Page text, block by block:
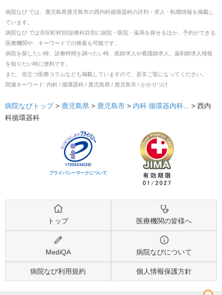
病院なび では、 鹿児島県鹿児島市の西内科循環器科の評判・求人・転職情報を掲載し
ています。
病院なび では市区町村別/診療科目別に病院・医院・薬局を探せるほか、予約ができる
医療機関や、キーワードでの検索も可能です。
病院を探したい時、診療時間を調べたい時、医師求人や看護師求人、薬剤師求人情報
を知りたい時に便利です。
また、役立つ医療コラムなども掲載していますので、是非ご覧になってください。
関連キーワード: 内科 / 循環器科 / 鹿児島県 / 鹿児島市 / かかりつけ
病院なびトップ > 鹿児島県 > 鹿児島市 > 内科 循環器内科... > 西内
科循環器科
プライバシーマークについて
トップ 医療機関の皆様へ
MediQA 病院なびについて
病院なび利用規約 個人情報保護方針